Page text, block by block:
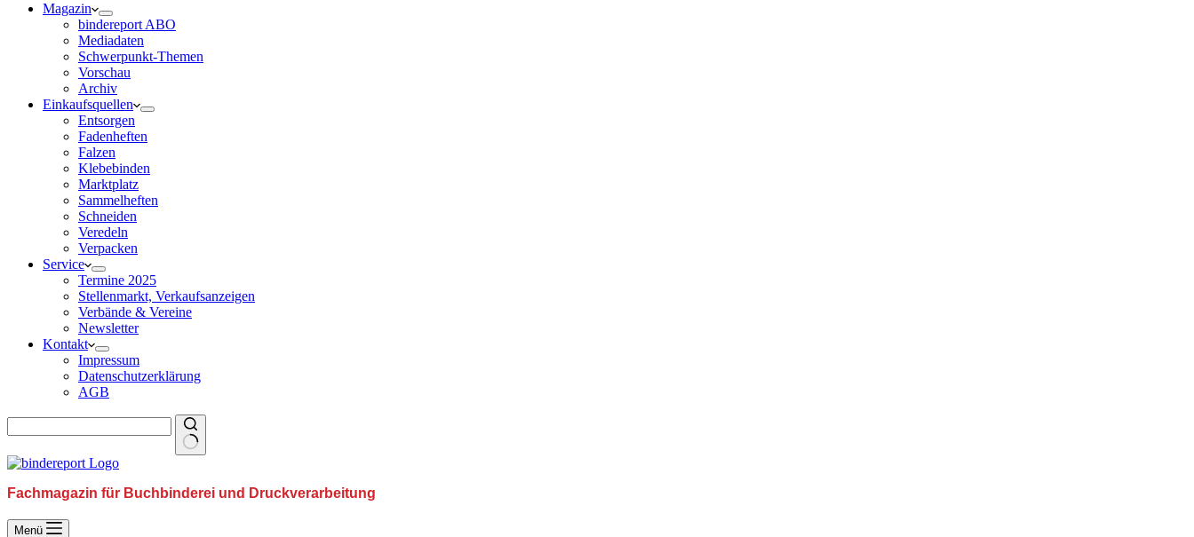
Magazin
bindereport ABO
Mediadaten
Schwerpunkt-Themen
Vorschau
Archiv
Einkaufsquellen
Entsorgen
Fadenheften
Falzen
Klebebinden
Marktplatz
Sammelheften
Schneiden
Veredeln
Verpacken
Service
Termine 2025
Stellenmarkt, Verkaufsanzeigen
Verbände & Vereine
Newsletter
Kontakt
Impressum
Datenschutzerklärung
AGB
Fachmagazin für Buchbinderei und Druckverarbeitung
Menü